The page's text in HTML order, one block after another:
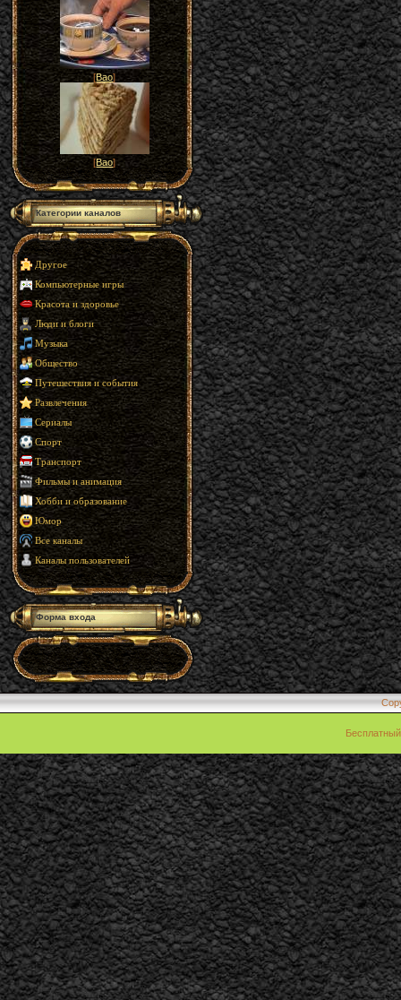
[Вао]
[Вао]
Категории каналов
Другое
Компьютерные игры
Красота и здоровье
Люди и блоги
Музыка
Общество
Путешествия и события
Развлечения
Сериалы
Спорт
Транспорт
Фильмы и анимация
Хобби и образование
Юмор
Все каналы
Каналы пользователей
Форма входа